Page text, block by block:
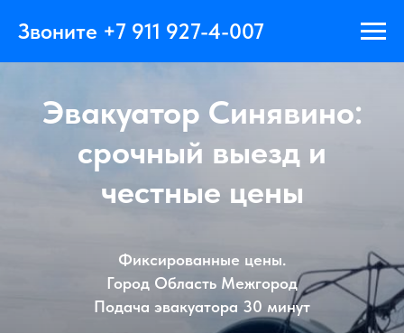
Звоните +7 911 927-4-007
Эвакуатор Синявино:
срочный выезд и
честные цены
Фиксированные цены.
Город Область Межгород
Подача эвакуатора 30 минут